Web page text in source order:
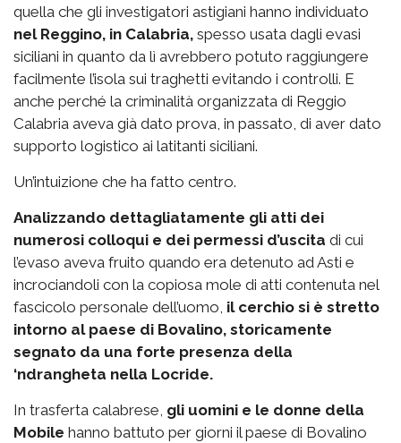
quella che gli investigatori astigiani hanno individuato
nel Reggino, in Calabria, spesso usata dagli evasi
siciliani in quanto da lì avrebbero potuto raggiungere
facilmente l’isola sui traghetti evitando i controlli. E
anche perché la criminalità organizzata di Reggio
Calabria aveva già dato prova, in passato, di aver dato
supporto logistico ai latitanti siciliani.
Un’intuizione che ha fatto centro.
Analizzando dettagliatamente gli atti dei
numerosi colloqui e dei permessi d’uscita di cui
l’evaso aveva fruito quando era detenuto ad Asti e
incrociandoli con la copiosa mole di atti contenuta nel
fascicolo personale dell’uomo, il cerchio si è stretto
intorno al paese di Bovalino, storicamente
segnato da una forte presenza della
‘ndrangheta nella Locride.
In trasferta calabrese, gli uomini e le donne della
Mobile hanno battuto per giorni il paese di Bovalino